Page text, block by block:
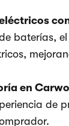
baterías,
en